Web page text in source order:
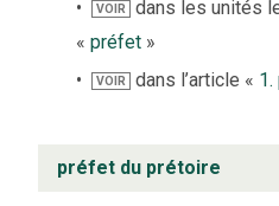
VOIR
dans les unités
« préfet »
VOIR dans l’article «
préfet du prétoire